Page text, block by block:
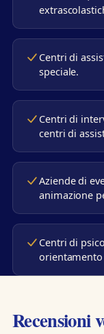
Centri di
speciale.
Centri di
centri di
Aziende di
animazione
Centri di
Recensioni